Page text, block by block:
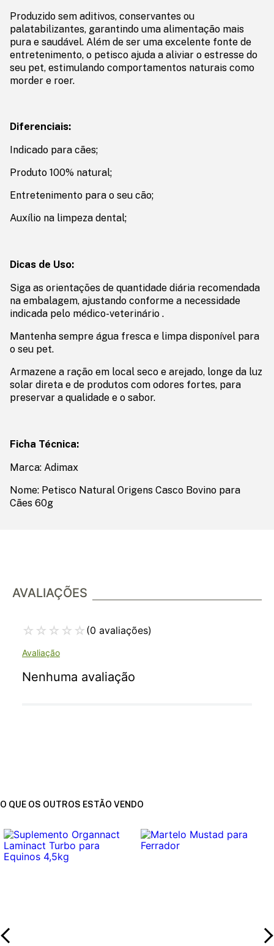
Produzido sem aditivos, conservantes ou
palatabilizantes, garantindo uma alimentação mais
pura e saudável. Além de ser uma excelente fonte de
entretenimento, o petisco ajuda a aliviar o estresse do
seu pet, estimulando comportamentos naturais como
morder e roer.
Diferenciais:
Indicado para cães;
Produto 100% natural;
Entretenimento para o seu cão;
Auxílio na limpeza dental;
Dicas de Uso:
Siga as orientações de quantidade diária recomendada
na embalagem, ajustando conforme a necessidade
indicada pelo médico-veterinário .
Mantenha sempre água fresca e limpa disponível para
o seu pet.
Armazene a ração em local seco e arejado, longe da luz
solar direta e de produtos com odores fortes, para
preservar a qualidade e o sabor.
Ficha Técnica:
Marca: Adimax
Nome: Petisco Natural Origens Casco Bovino para
Cães 60g
AVALIAÇÕES
☆ ☆ ☆ ☆ ☆ (0 avaliações)
Nenhuma avaliação
O QUE OS OUTROS ESTÃO VENDO